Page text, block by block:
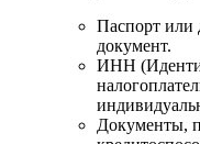
Паспорт или
документ.
ИНН
Документы,